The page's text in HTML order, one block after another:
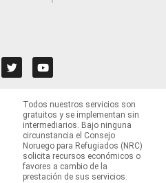
Todos nuestros servicios son
gratuitos y se implementan sin
intermediarios. Bajo ninguna
circunstancia el Consejo
Noruego para Refugiados (NRC)
solicita recursos económicos o
favores a cambio de la
prestación de sus servicios.